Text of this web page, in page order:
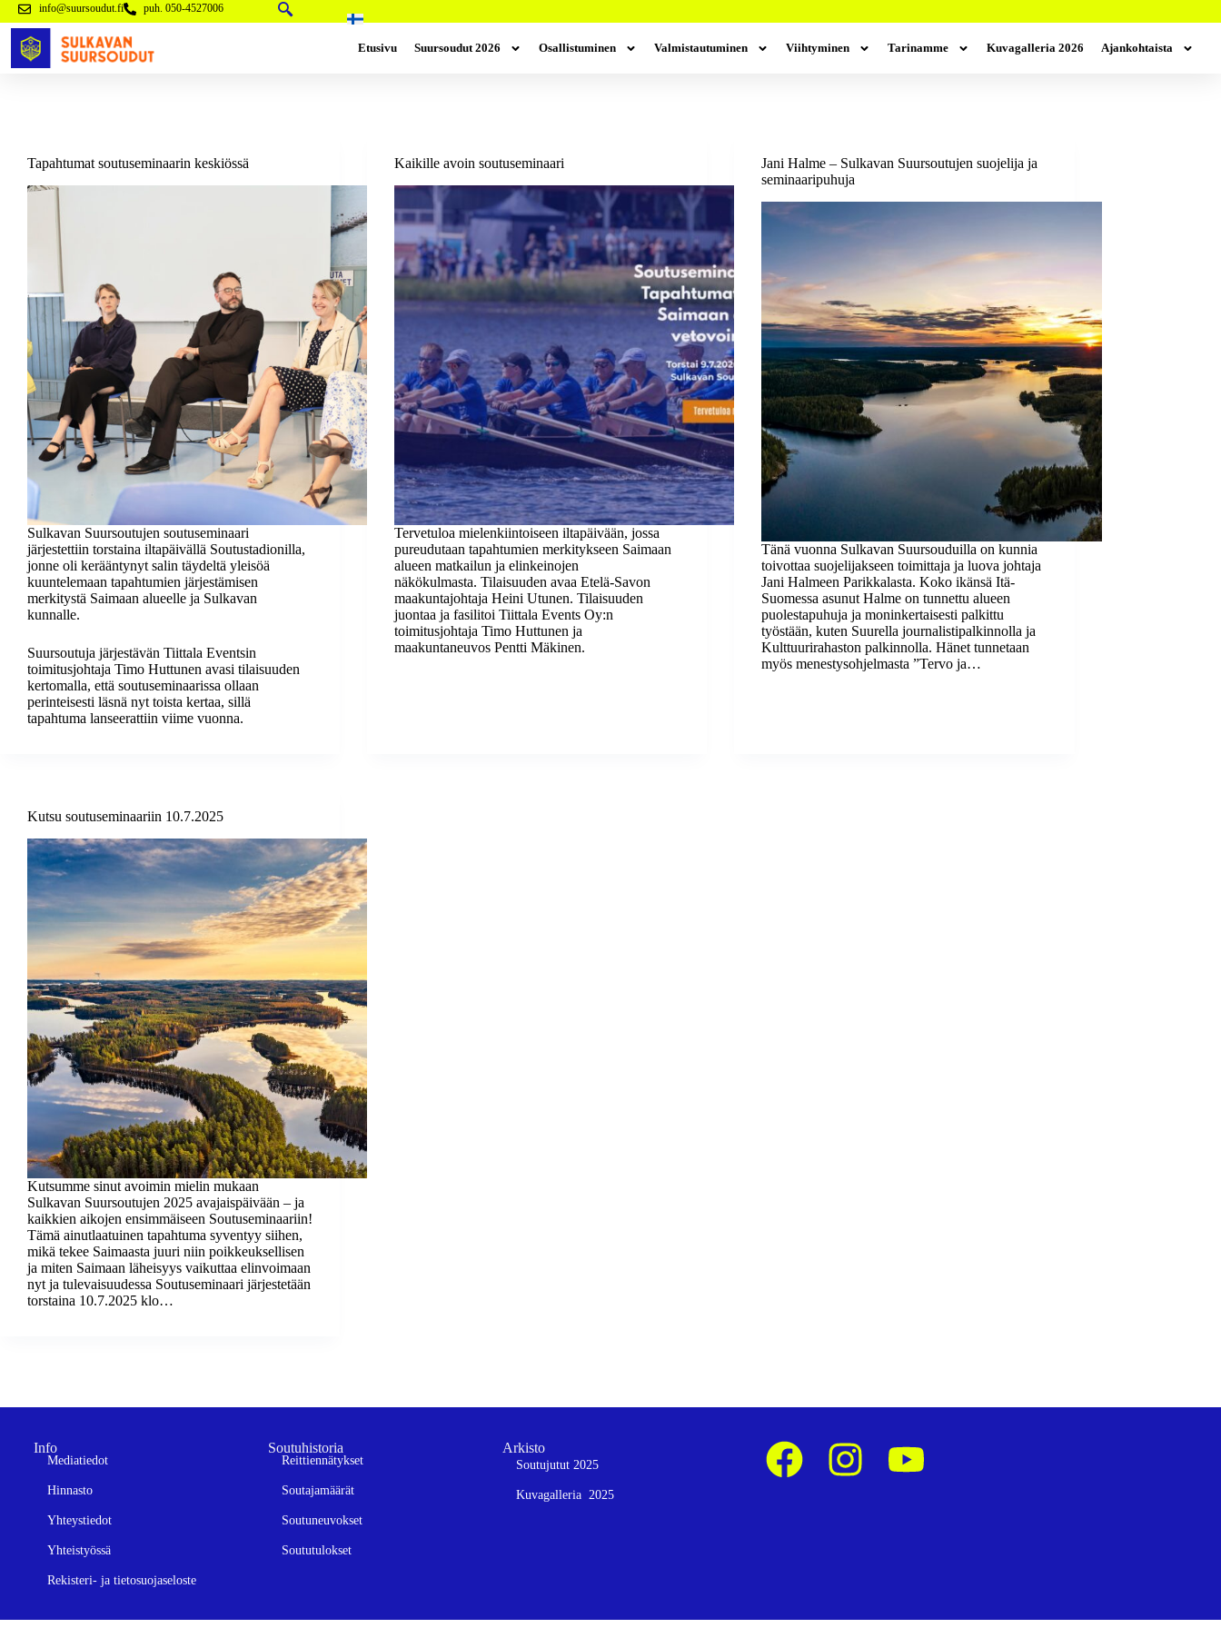
info@suursoudut.fi puh. 050-4527006
Etusivu Suursoudut 2026 Osallistuminen Valmistautuminen Viihtyminen Tarinamme Kuvagalleria 2026 Ajankohtaista
Tapahtumat soutuseminaarin keskiössä
Sulkavan Suursoutujen soutuseminaari
järjestettiin torstaina iltapäivällä Soutustadionilla,
jonne oli kerääntynyt salin täydeltä yleisöä
kuuntelemaan tapahtumien järjestämisen
merkitystä Saimaan alueelle ja Sulkavan
kunnalle.
Suursoutuja järjestävän Tiittala Eventsin
toimitusjohtaja Timo Huttunen avasi tilaisuuden
kertomalla, että soutuseminaarissa ollaan
perinteisesti läsnä nyt toista kertaa, sillä
tapahtuma lanseerattiin viime vuonna.
Kaikille avoin soutuseminaari
Tervetuloa mielenkiintoiseen iltapäivään, jossa
pureudutaan tapahtumien merkitykseen Saimaan
alueen matkailun ja elinkeinojen
näkökulmasta. Tilaisuuden avaa Etelä-Savon
maakuntajohtaja Heini Utunen. Tilaisuuden
juontaa ja fasilitoi Tiittala Events Oy:n
toimitusjohtaja Timo Huttunen ja
maakuntaneuvos Pentti Mäkinen.
Jani Halme – Sulkavan Suursoutujen suojelija ja
seminaaripuhuja
Tänä vuonna Sulkavan Suursouduilla on kunnia
toivottaa suojelijakseen toimittaja ja luova johtaja
Jani Halmeen Parikkalasta. Koko ikänsä Itä-
Suomessa asunut Halme on tunnettu alueen
puolestapuhuja ja moninkertaisesti palkittu
työstään, kuten Suurella journalistipalkinnolla ja
Kulttuurirahaston palkinnolla. Hänet tunnetaan
myös menestysohjelmasta ”Tervo ja…
Kutsu soutuseminaariin 10.7.2025
Kutsumme sinut avoimin mielin mukaan
Sulkavan Suursoutujen 2025 avajaispäivään – ja
kaikkien aikojen ensimmäiseen Soutuseminaariin!
Tämä ainutlaatuinen tapahtuma syventyy siihen,
mikä tekee Saimaasta juuri niin poikkeuksellisen
ja miten Saimaan läheisyys vaikuttaa elinvoimaan
nyt ja tulevaisuudessa Soutuseminaari järjestetään
torstaina 10.7.2025 klo…
Info
Mediatiedot
Hinnasto
Yhteystiedot
Yhteistyössä
Rekisteri- ja tietosuojaseloste
Soutuhistoria
Reittiennätykset
Soutajamäärät
Soutuneuvokset
Soututulokset
Arkisto
Soutujutut 2025
Kuvagalleria 2025